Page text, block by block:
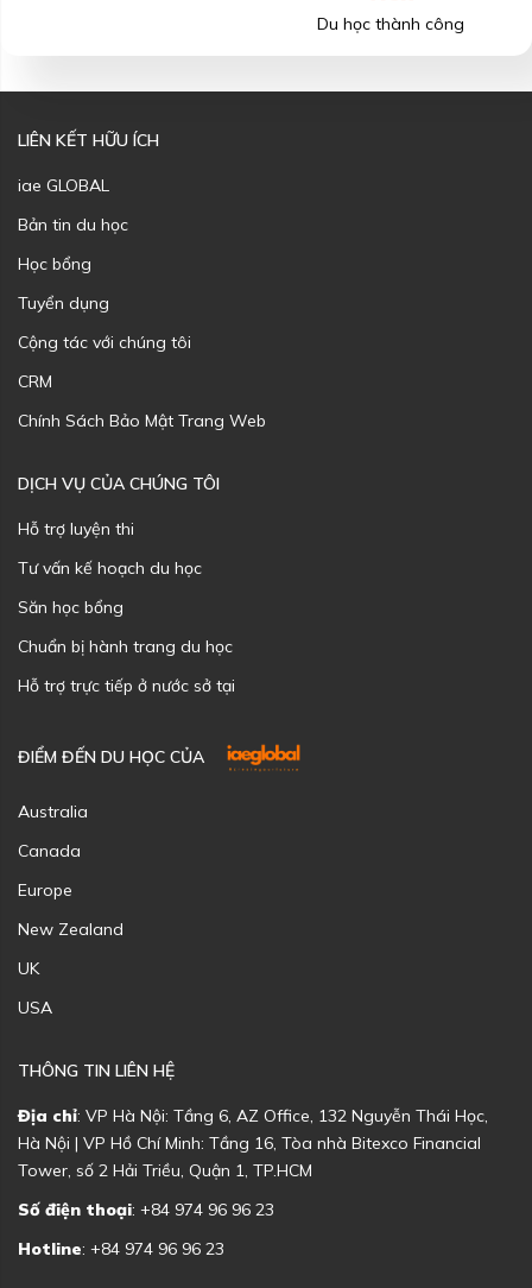
Du học thành công
LIÊN KẾT HỮU ÍCH
iae GLOBAL
Bản tin du học
Học bổng
Tuyển dụng
Cộng tác với chúng tôi
CRM
Chính Sách Bảo Mật Trang Web
DỊCH VỤ CỦA CHÚNG TÔI
Hỗ trợ luyện thi
Tư vấn kế hoạch du học
Săn học bổng
Chuẩn bị hành trang du học
Hỗ trợ trực tiếp ở nước sở tại
ĐIỂM ĐẾN DU HỌC CỦA
Australia
Canada
Europe
New Zealand
UK
USA
THÔNG TIN LIÊN HỆ
Địa chỉ: VP Hà Nội: Tầng 6, AZ Office, 132 Nguyễn Thái Học,
Hà Nội | VP Hồ Chí Minh: Tầng 16, Tòa nhà Bitexco Financial
Tower, số 2 Hải Triều, Quận 1, TP.HCM
Số điện thoại: +84 974 96 96 23
Hotline: +84 974 96 96 23